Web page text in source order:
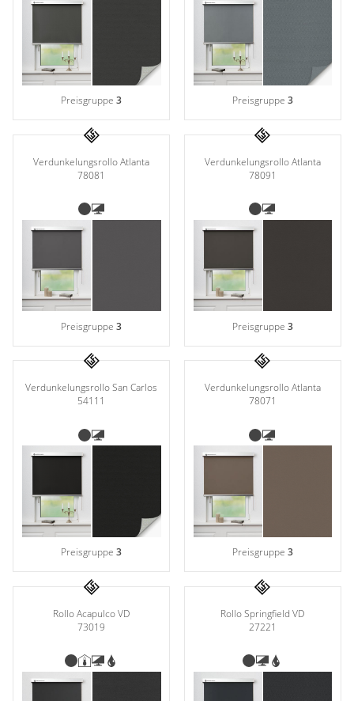
Preisgruppe3 Preisgruppe 3
Verdunkelungsrollo Atlanta
78081
Preisgruppe3
Verdunkelungsrollo Atlanta
78091
Preisgruppe 3
Verdunkelungsrollo San Carlos
54111
Preisgruppe3
Verdunkelungsrollo Atlanta
78071
Preisgruppe 3
Rollo Acapulco VD
73019
Rollo Springfield VD
27221